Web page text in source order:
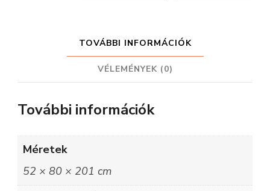
TOVÁBBI INFORMÁCIÓK
VÉLEMÉNYEK (0)
További információk
Méretek
52 × 80 × 201 cm